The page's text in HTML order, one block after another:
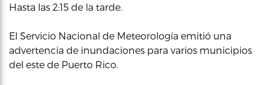
Hasta las 2:15 de la tarde.
El Servicio Nacional de Meteorología emitió una
advertencia de inundaciones para varios municipios
del este de Puerto Rico.